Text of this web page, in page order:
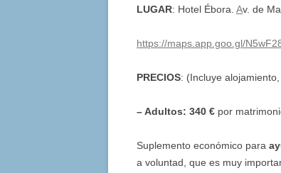
LUGAR: Hotel Ébora. Av. de
https://maps.app.goo.gl/
PRECIOS: (Incluye
– Adultos: 340 € por
Suplemento económico para
a voluntad, que es muy